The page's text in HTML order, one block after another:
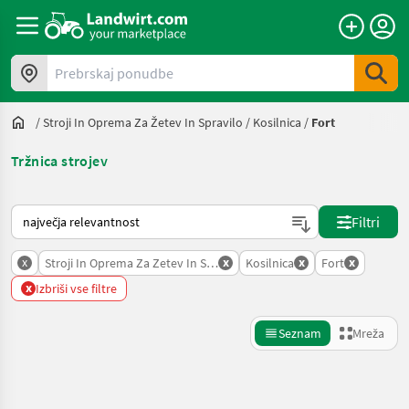
Prebrskaj ponudbe
/Stroji In Oprema Za Žetev In Spravilo / Kosilnica / Fort
Tržnica strojev
Tako je razvrščeno na Landwirt.com
Filtri
x Stroji In Oprema Za Zetev In Spravilo
x Kosilnica x Fort x
x Izbriši vse filtre
Seznam Mreža